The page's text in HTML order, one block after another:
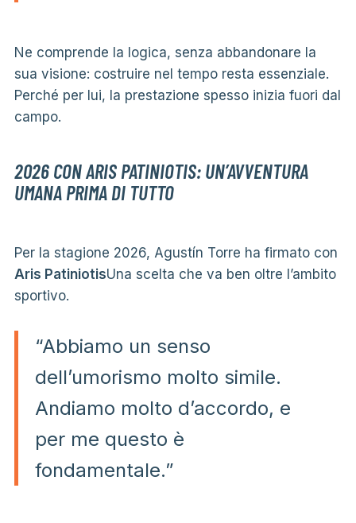
Ne comprende la logica, senza abbandonare la
sua visione: costruire nel tempo resta essenziale.
Perché per lui, la prestazione spesso inizia fuori dal
campo.
2026 CON ARIS PATINIOTIS: UN’AVVENTURA
UMANA PRIMA DI TUTTO
Per la stagione 2026, Agustín Torre ha firmato con
Aris PatiniotisUna scelta che va ben oltre l’ambito
sportivo.
“Abbiamo un senso
dell’umorismo molto simile.
Andiamo molto d’accordo, e
per me questo è
fondamentale.”